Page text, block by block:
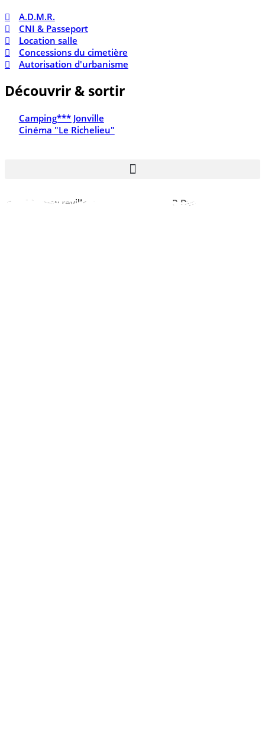
A.D.M.R.
CNI & Passeport
Location salle
Concessions du cimetière
Autorisation d'urbanisme
Découvrir & sortir
Camping*** Jonville
Cinéma "Le Richelieu"
© 2026 www.reville.fr - Une réalisation R Dynamics